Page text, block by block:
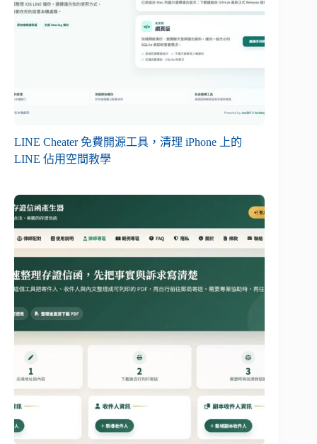
LINE Cheater 免費開源工具，清理 iPhone 上的
LINE 佔用空間教學